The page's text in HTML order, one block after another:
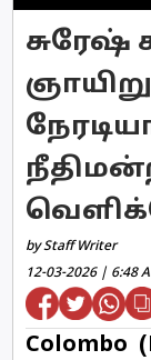
சுரேஷ்
by Staff Writer
12-03-2026 | 6:48
Colombo